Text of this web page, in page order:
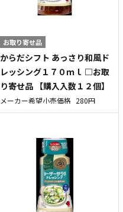
お取り寄せ品
からだシフト あっさり和風ド
レッシング１７０ｍｌ □お取
り寄せ品 【購入入数１２個】
メーカー希望小売価格 280円